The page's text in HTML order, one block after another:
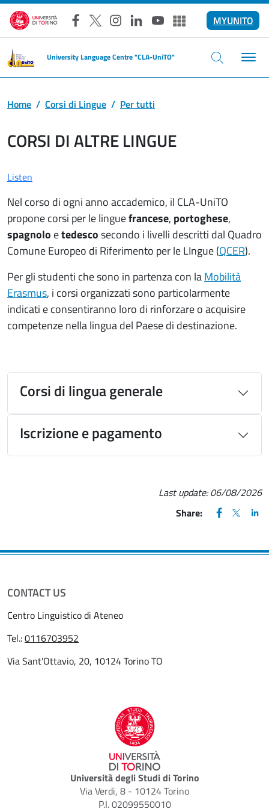
Skip to main content
Facebook
X Instagram
LinkedInYouTubeAltri social
MYUNITO
University Language Centre "CLA-UniTO"
Home Corsi di Lingue Per tutti
CORSI DI ALTRE LINGUE
Listen
Nel corso di ogni anno accademico, il CLA-UniTO
propone corsi per le linguefrancese, portoghese,
spagnolo etedescosecondo i livelli descritti dal Quadro
Comune Europeo di Riferimento per le LIngue (QCER).
Per gli studenti che sono in partenza con laMobilità
Erasmus, i corsi organizzati sono particolarmente
indicati e consentiranno loro di rinforzare o acquisire
competenze nella lingua del Paese di destinazione.
Corsi di lingua generale
Iscrizione e pagamento
Last update:06/08/2026
Share:
FACEBOOK
(apre una
X
(apre
CONTACT US
Centro Linguistico di Ateneo
Tel.:0116703952
Via Sant'Ottavio, 20, 10124 Torino TO
Università degli Studi di Torino
Via Verdi, 8 - 10124 Torino
P.I. 02099550010